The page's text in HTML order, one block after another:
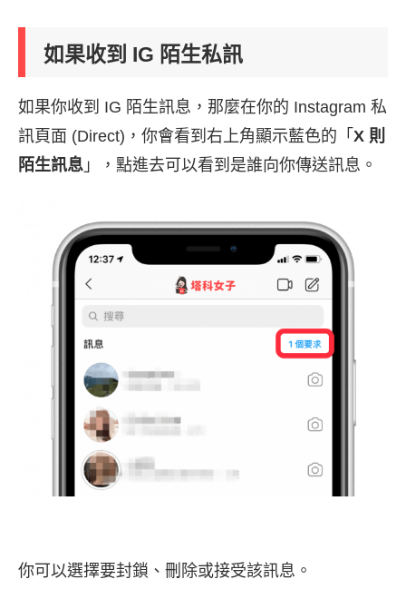
如果收到 IG 陌生私訊
如果你收到 IG 陌生訊息，那麼在你的 Instagram 私
訊頁面 (Direct)，你會看到右上角顯示藍色的「 X 則
陌生訊息 」，點進去可以看到是誰向你傳送訊息。
你可以選擇要封鎖、刪除或接受該訊息。